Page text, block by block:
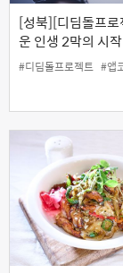
[성북][디딤돌프로
운 인생 2막의 시
데로 모바일 앱 만
벤터활용)
#디딤돌프로젝트 #앱